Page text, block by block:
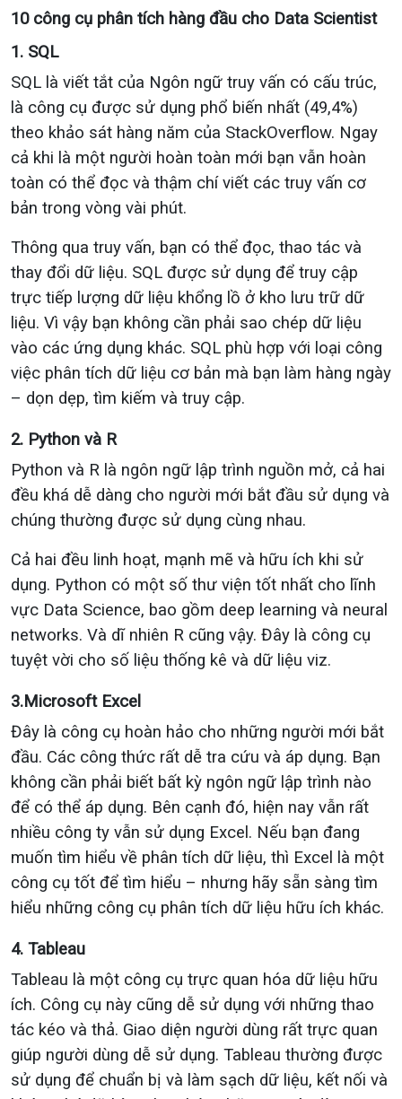
10 công cụ phân tích hàng đầu cho Data Scientist
1. SQL
SQL là viết tắt của Ngôn ngữ truy vấn có cấu trúc,
là công cụ được sử dụng phổ biến nhất (49,4%)
theo khảo sát hàng năm của StackOverflow. Ngay
cả khi là một người hoàn toàn mới bạn vẫn hoàn
toàn có thể đọc và thậm chí viết các truy vấn cơ
bản trong vòng vài phút.
Thông qua truy vấn, bạn có thể đọc, thao tác và
thay đổi dữ liệu. SQL được sử dụng để truy cập
trực tiếp lượng dữ liệu khổng lồ ở kho lưu trữ dữ
liệu. Vì vậy bạn không cần phải sao chép dữ liệu
vào các ứng dụng khác. SQL phù hợp với loại công
việc phân tích dữ liệu cơ bản mà bạn làm hàng ngày
– dọn dẹp, tìm kiếm và truy cập.
2. Python và R
Python và R là ngôn ngữ lập trình nguồn mở, cả hai
đều khá dễ dàng cho người mới bắt đầu sử dụng và
chúng thường được sử dụng cùng nhau.
Cả hai đều linh hoạt, mạnh mẽ và hữu ích khi sử
dụng. Python có một số thư viện tốt nhất cho lĩnh
vực Data Science, bao gồm deep learning và neural
networks. Và dĩ nhiên R cũng vậy. Đây là công cụ
tuyệt vời cho số liệu thống kê và dữ liệu viz.
3.Microsoft Excel
Đây là công cụ hoàn hảo cho những người mới bắt
đầu. Các công thức rất dễ tra cứu và áp dụng. Bạn
không cần phải biết bất kỳ ngôn ngữ lập trình nào
để có thể áp dụng. Bên cạnh đó, hiện nay vẫn rất
nhiều công ty vẫn sử dụng Excel. Nếu bạn đang
muốn tìm hiểu về phân tích dữ liệu, thì Excel là một
công cụ tốt để tìm hiểu – nhưng hãy sẵn sàng tìm
hiểu những công cụ phân tích dữ liệu hữu ích khác.
4. Tableau
Tableau là một công cụ trực quan hóa dữ liệu hữu
ích. Công cụ này cũng dễ sử dụng với những thao
tác kéo và thả. Giao diện người dùng rất trực quan
giúp người dùng dễ sử dụng. Tableau thường được
sử dụng để chuẩn bị và làm sạch dữ liệu, kết nối và